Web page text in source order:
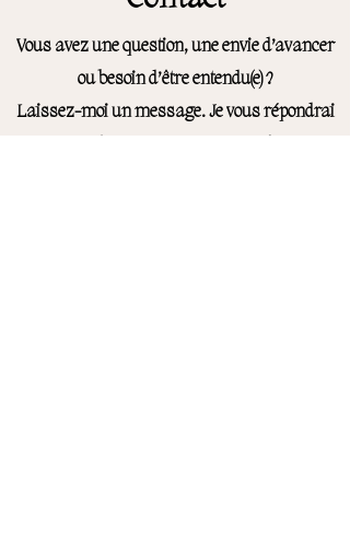
Vous avez une question, une envie d’avancer
ou besoin d’être entendu(e) ?
Laissez-moi un message. Je vous répondrai